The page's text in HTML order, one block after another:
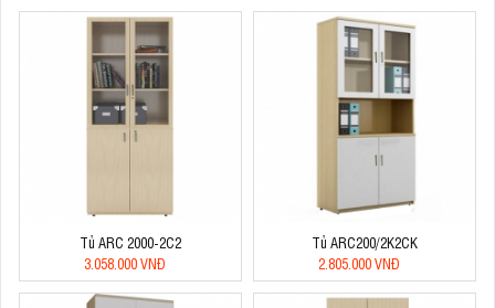
Tủ ARC 2000-2C2
3.058.000 VNĐ
Tủ ARC200/2K2CK
2.805.000 VNĐ